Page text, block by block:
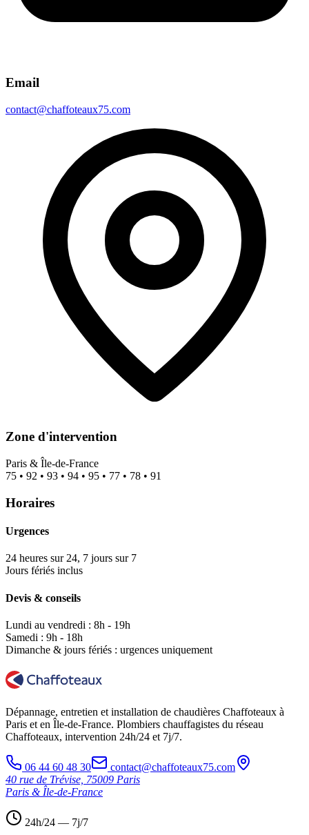
Email
contact@chaffoteaux75.com
Zone d'intervention
Paris & Île-de-France
75 • 92 • 93 • 94 • 95 • 77 • 78 • 91
Horaires
Urgences
24 heures sur 24, 7 jours sur 7
Jours fériés inclus
Devis & conseils
Lundi au vendredi : 8h - 19h
Samedi : 9h - 18h
Dimanche & jours fériés : urgences uniquement
Dépannage, entretien et installation de chaudières Chaffoteaux à
Paris et en Île-de-France. Plombiers chauffagistes du réseau
Chaffoteaux, intervention 24h/24 et 7j/7.
06 44 60 48 30
contact@chaffoteaux75.com
40 rue de Trévise, 75009 Paris
Paris & Île-de-France
24h/24 — 7j/7